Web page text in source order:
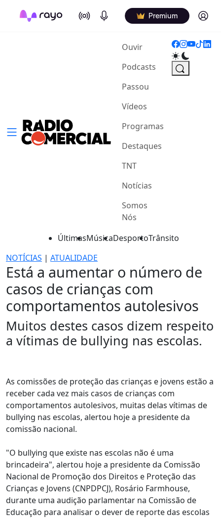
On Air Podcasts Premium Log in
Ouvir(current)
Podcasts
Passou
Vídeos
Programas
Destaques
TNT
Notícias
Somos
Nós
ÚltimasMúsicaDesportoTrânsito
NOTÍCIAS | ATUALIDADE
Está a aumentar o número de
casos de crianças com
comportamentos autolesivos
Muitos destes casos dizem respeito
a vítimas de bullying nas escolas.
As comissões de proteção das crianças e jovens estão a
receber cada vez mais casos de crianças com
comportamentos autolesivos, muitas delas vítimas de
bullying nas escolas, alertou hoje a presidente da
comissão nacional.
"O bullying que existe nas escolas não é uma
brincadeira", alertou hoje a presidente da Comissão
Nacional de Promoção dos Direitos e Proteção das
Crianças e Jovens (CNPDPCJ), Rosário Farmhouse,
durante uma audição parlamentar na Comissão de
Educação para analisar o dever de reporte das escolas